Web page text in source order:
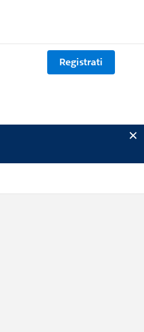
Registrati